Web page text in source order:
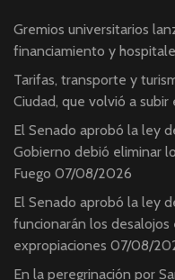
Gremios universitarios
financiamiento y
Tarifas, transporte y
Ciudad, que volvió a subir
El Senado aprobó la ley
Gobierno debió eliminar
Fuego 07/08/2026
El Senado aprobó la ley
funcionarán los desalojos
expropiaciones 07/08/
En la peregrinación por